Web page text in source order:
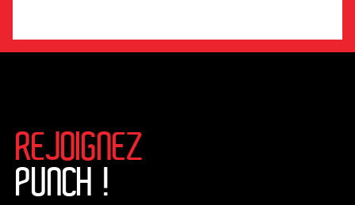
REJOIGNEZ
PUNCH !